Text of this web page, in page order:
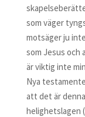
som väger
motsäger ju
som Jesus och
är viktig inte
Nya
att det är
helighetslagen